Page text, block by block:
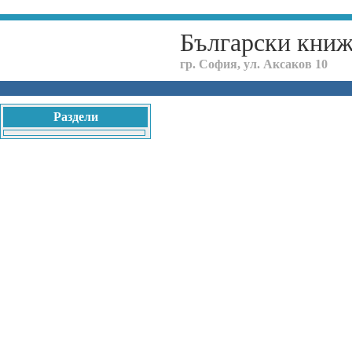
Български
гр. София, ул. Аксаков 10
Раздели